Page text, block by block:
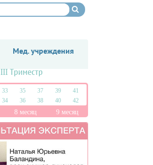
Мед. учреждения
III Триместр
33 35 37 39
41
34 36 38 40 42
8 месяц 9 месяц